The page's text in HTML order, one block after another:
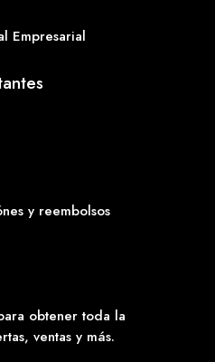
Empresarial
y reembolsos
obtener toda la
ventas y más.